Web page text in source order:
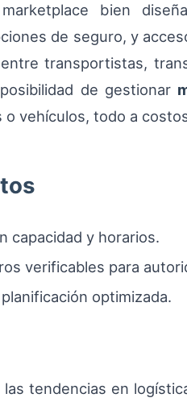
bien
de seguro, y
transportistas,
de gestionar
vehículos, todo a
capacidad y horarios.
verificables para
optimizada.
tendencias en